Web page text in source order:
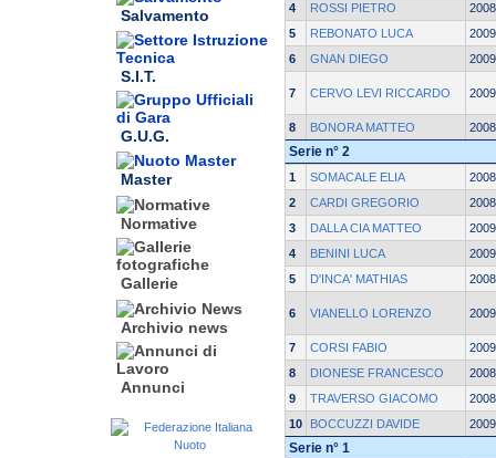
Salvamento
S.I.T.
G.U.G.
Master
Normative
Gallerie
Archivio news
Annunci
4 ROSSI PIETRO
2008
5
REBONATO LUCA
2009
6
GNAN DIEGO 2009
7 CERVO LEVI RICCARDO 2009
8 BONORA MATTEO 2008
Serie n° 2
1 SOMACALE ELIA
2008
2
CARDI GREGORIO
2008
3
DALLA CIA MATTEO
2009
4
BENINI LUCA
2009
5
D'INCA' MATHIAS 2008
6 VIANELLO LORENZO 2009
7 CORSI FABIO
2009
8
DIONESE FRANCESCO
2008
9
TRAVERSO GIACOMO
2008
10
BOCCUZZI DAVIDE 2009
Serie n° 1